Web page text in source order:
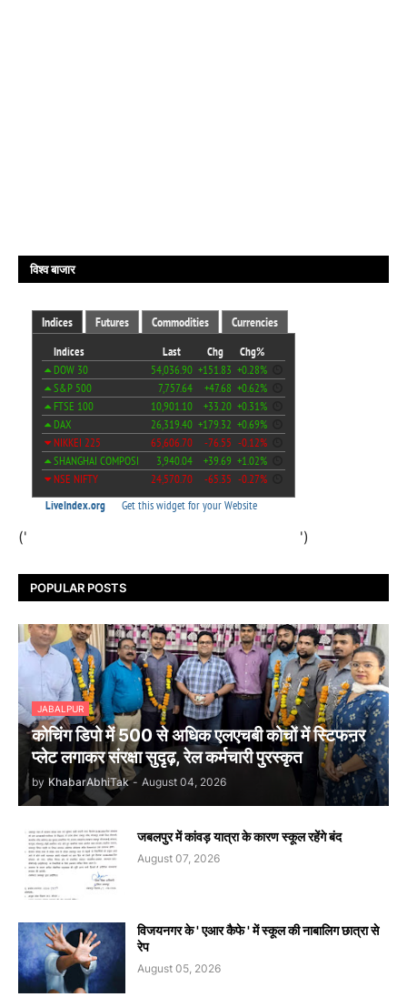
विश्व बाजार
(' ')
POPULAR POSTS
JABALPUR
कोचिंग डिपो में 500 से अधिक एलएचबी कोचों में स्टिफऩर
प्लेट लगाकर संरक्षा सुदृढ़, रेल कर्मचारी पुरस्कृत
by KhabarAbhiTak - August 04, 2026
जबलपुर में कांवड़ यात्रा के कारण स्कूल रहेंगे बंद
August 07, 2026
विजयनगर के ' एआर कैफे ' में स्कूल की नाबालिग छात्रा से
रेप
August 05, 2026